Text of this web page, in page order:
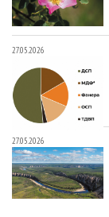
27.05.2026
27.05.2026